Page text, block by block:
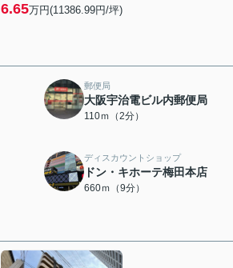
6.65万円(11386.99円/坪)
郵便局
大阪宇治電ビル内郵便局
110ｍ（2分）
ディスカウントショップ
ドン・キホーテ梅田本店
660ｍ（9分）